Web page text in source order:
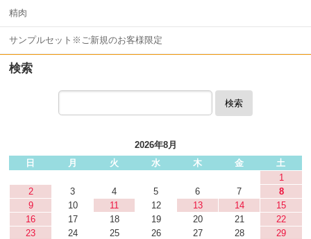
精肉
サンプルセット※ご新規のお客様限定
検索
検索
2026年8月
日
月 火 水 木 金
土
1
2
3 4 5 6 7
8
9
10 11 12 13 14
15
16
17 18 19 20 21
22
23
24 25 26 27 28
29